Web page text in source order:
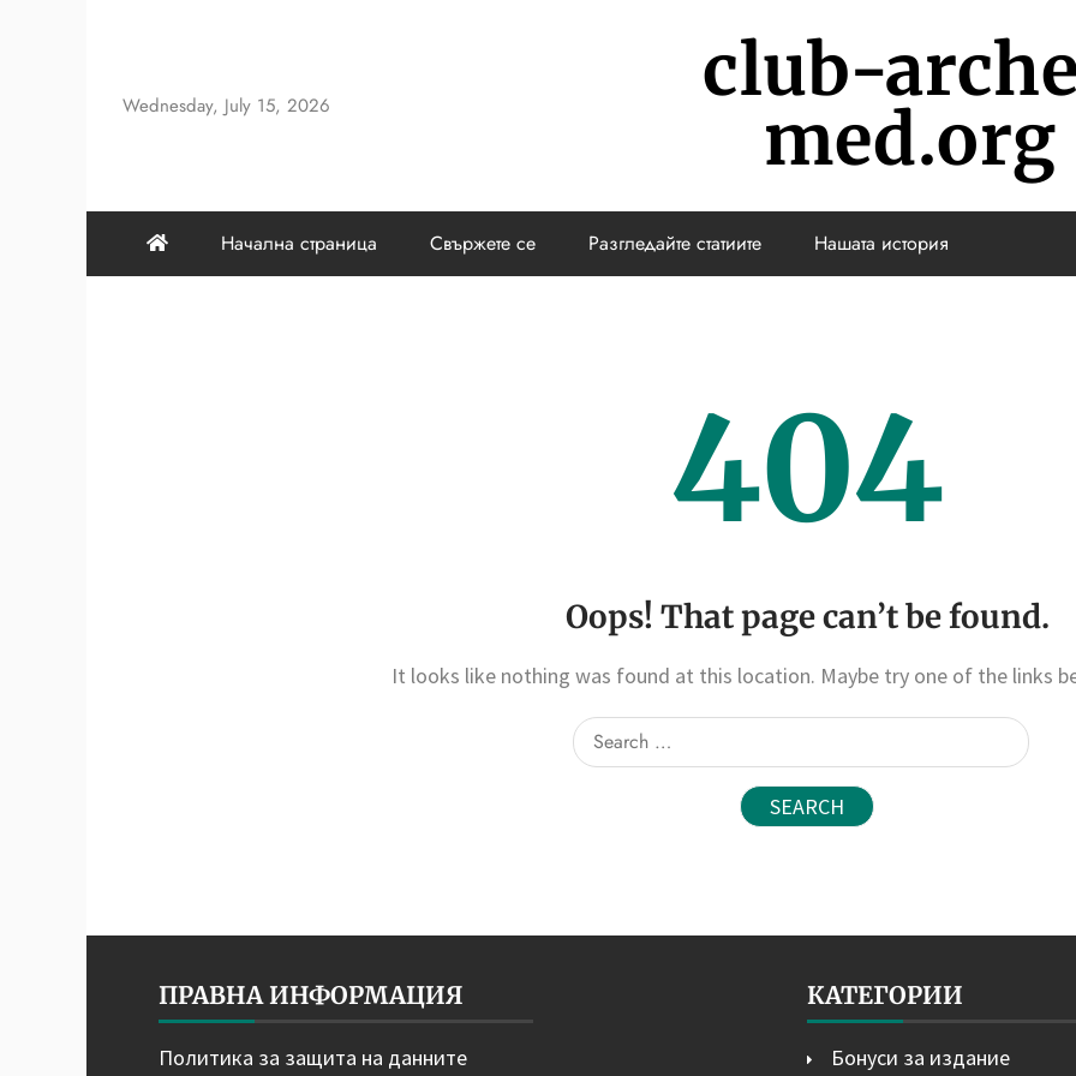
Wednesday, July 15, 2026 club-
med.org
Начална страница Свържете се Разгледайте статиите Нашата история
404
Oops! That page can’t be found.
It looks like nothing was found at this location. Maybe try one of the links
Search
for:
ПРАВНА ИНФОРМАЦИЯ
Политика за защита на данните
КАТЕГОРИИ
Бонуси за издание